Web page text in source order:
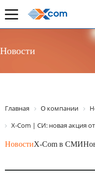
Новости
Главная О компании
X-Com | СИ: новая акция
НовостиX-Com в СМИ